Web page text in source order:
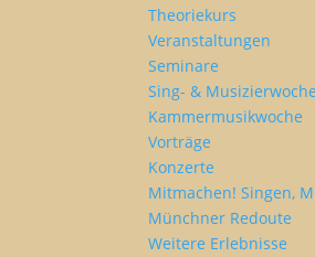
Theoriekurs
Veranstaltungen
Seminare
Sing- &
Kammermusikwoche
Vorträge
Konzerte
Mitmachen! Singen,
Münchner Redoute
Weitere Erlebnisse